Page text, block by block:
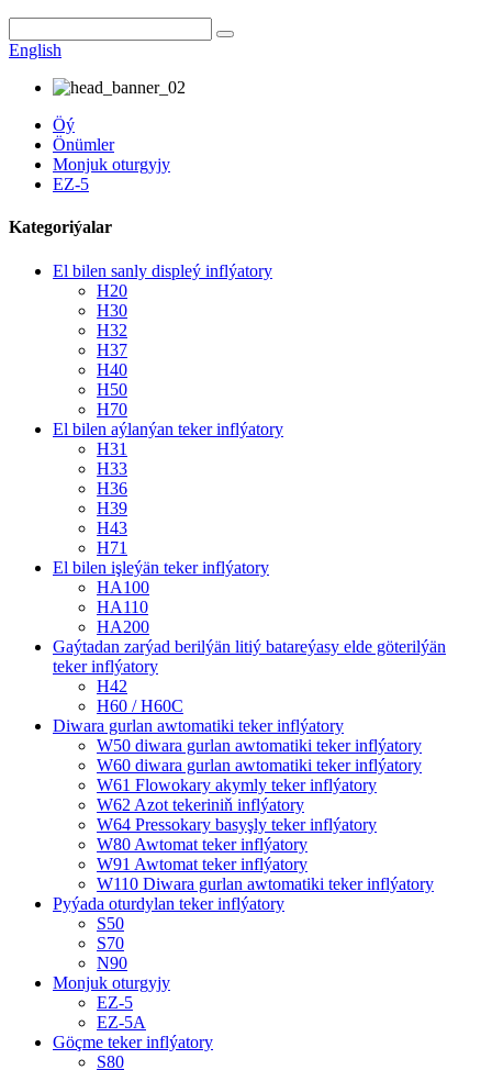
English
Öý
Önümler
Monjuk oturgyjy
EZ-5
Kategoriýalar
El bilen sanly displeý inflýatory
H20
H30
H32
H37
H40
H50
H70
El bilen aýlanýan teker inflýatory
H31
H33
H36
H39
H43
H71
El bilen işleýän teker inflýatory
HA100
HA110
HA200
Gaýtadan zarýad berilýän litiý batareýasy elde göterilýän
teker inflýatory
H42
H60 / H60C
Diwara gurlan awtomatiki teker inflýatory
W50 diwara gurlan awtomatiki teker inflýatory
W60 diwara gurlan awtomatiki teker inflýatory
W61 Flowokary akymly teker inflýatory
W62 Azot tekeriniň inflýatory
W64 Pressokary basyşly teker inflýatory
W80 Awtomat teker inflýatory
W91 Awtomat teker inflýatory
W110 Diwara gurlan awtomatiki teker inflýatory
Pyýada oturdylan teker inflýatory
S50
S70
N90
Monjuk oturgyjy
EZ-5
EZ-5A
Göçme teker inflýatory
S80